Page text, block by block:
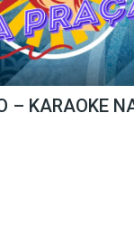
– KARAOKE